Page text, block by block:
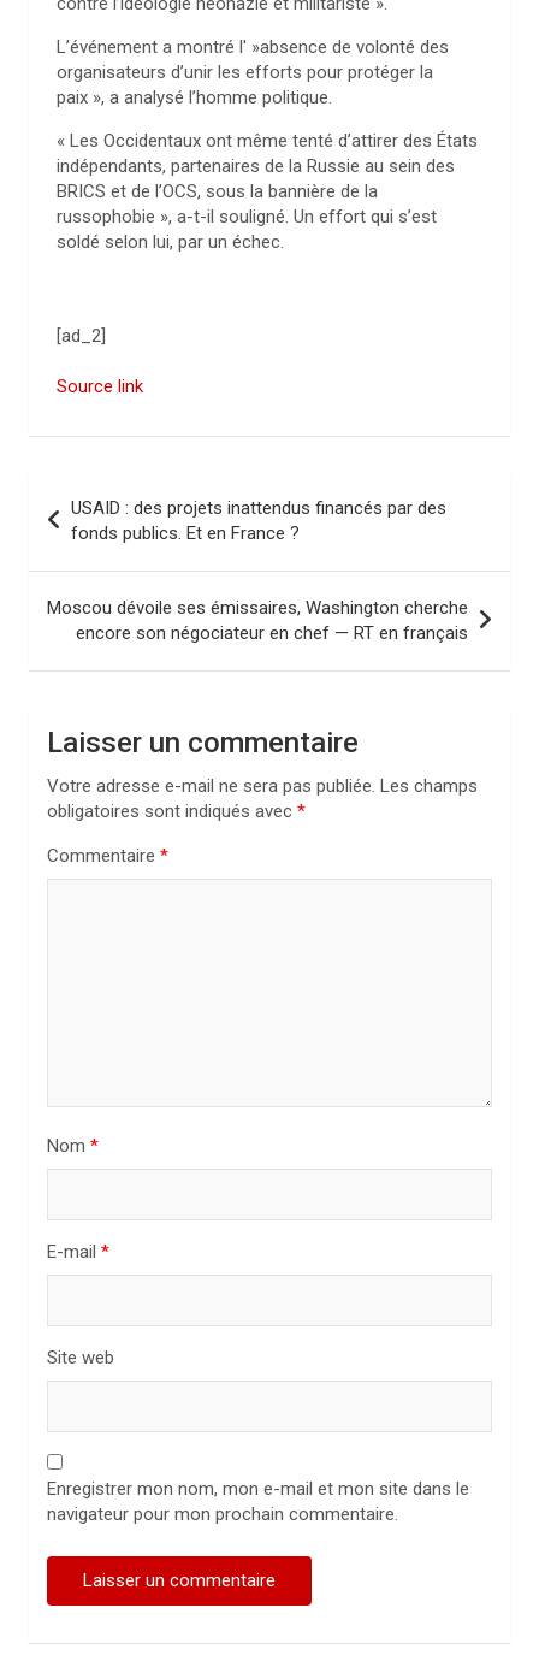
L’événement a montré l' »absence de volonté des
organisateurs d’unir les efforts pour protéger la
paix », a analysé l’homme politique.
« Les Occidentaux ont même tenté d’attirer des États
indépendants, partenaires de la Russie au sein des
BRICS et de l’OCS, sous la bannière de la
russophobie », a-t-il souligné. Un effort qui s’est
soldé selon lui, par un échec.
[ad_2]
Source link
v
a
USAID : des projets inattendus financés par des
fonds publics. Et en France ?
Moscou dévoile ses émissaires, Washington cherche
encore son négociateur en chef — RT en français
Laisser un commentaire
Votre adresse e-mail ne sera pas publiée. Les champs
obligatoires sont indiqués avec *
Commentaire *
Nom *
E-mail *
Site web
Enregistrer mon nom, mon e-mail et mon site dans le
navigateur pour mon prochain commentaire.